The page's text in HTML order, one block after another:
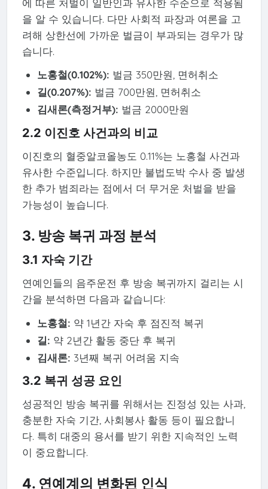
에 따른 처벌이 일반인과 유사한 수준으로 적용됨
을 알 수 있습니다. 다만 사회적 파장과 여론을 고
려해 상한선에 가까운 벌금이 부과되는 경우가 많
습니다.
노홍철(0.102%): 벌금 350만원, 면허취소
길(0.207%): 벌금 700만원, 면허취소
김새론(측정거부): 벌금 2000만원
2.2 이진호 사건과의 비교
이진호의 혈중알코올농도 0.11%는 노홍철 사건과
유사한 수준입니다. 하지만 불법도박 수사 중 발생
한 추가 범죄라는 점에서 더 무거운 처벌을 받을
가능성이 높습니다.
3. 방송 복귀 과정 분석
3.1 자숙 기간
연예인들의 음주운전 후 방송 복귀까지 걸리는 시
간을 분석하면 다음과 같습니다:
노홍철: 약 1년간 자숙 후 점진적 복귀
길: 약 2년간 활동 중단 후 복귀
김새론: 3년째 복귀 어려움 지속
3.2 복귀 성공 요인
성공적인 방송 복귀를 위해서는 진정성 있는 사과,
충분한 자숙 기간, 사회봉사 활동 등이 필요합니
다. 특히 대중의 용서를 받기 위한 지속적인 노력
이 중요합니다.
4. 연예계의 변화된 인식